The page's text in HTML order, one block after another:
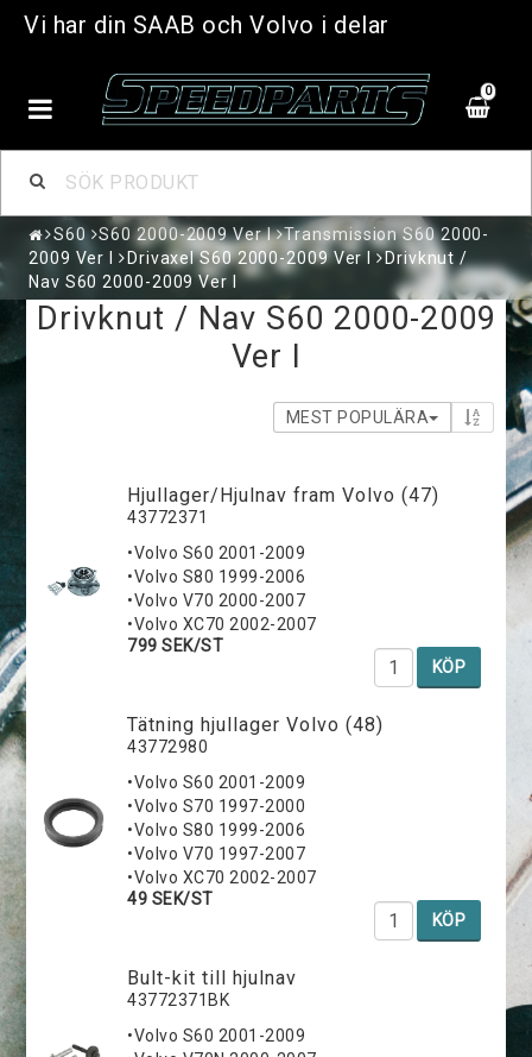
Vi har din SAAB och Volvo i delar
0
S60 S60 2000-2009 Ver I
Transmission S60 2000-
2009 Ver I
Drivaxel S60 2000-2009 Ver I
Drivknut /
Nav S60 2000-2009 Ver I
Drivknut / Nav S60 2000-2009
Ver I
MEST POPULÄRA
Hjullager/Hjulnav fram Volvo (47)
43772371
•Volvo S60 2001-2009
•Volvo S80 1999-2006
•Volvo V70 2000-2007
•Volvo XC70 2002-2007
799 SEK/ST
KÖP
Tätning hjullager Volvo (48)
43772980
•Volvo S60 2001-2009
•Volvo S70 1997-2000
•Volvo S80 1999-2006
•Volvo V70 1997-2007
•Volvo XC70 2002-2007
49 SEK/ST
KÖP
Bult-kit till hjulnav
43772371BK
•Volvo S60 2001-2009